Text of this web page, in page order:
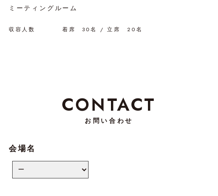
ミーティングルーム
収容人数 着席 30名 / 立席 20名
CONTACT
お問い合わせ
会場名